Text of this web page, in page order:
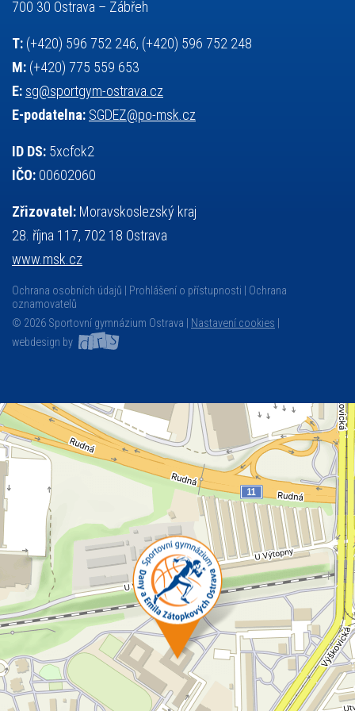
700 30 Ostrava – Zábřeh
T: (+420) 596 752 246, (+420) 596 752 248
M: (+420) 775 559 653
E: sg@sportgym-ostrava.cz
E-podatelna: SGDEZ@po-msk.cz
ID DS: 5xcfck2
IČO: 00602060
Zřizovatel: Moravskoslezský kraj
28. října 117, 702 18 Ostrava
www.msk.cz
Ochrana osobních údajů Prohlášení o přístupnosti
Ochrana
oznamovatelů
© 2026 Sportovní gymnázium Ostrava |
Nastavení cookies
webdesign by